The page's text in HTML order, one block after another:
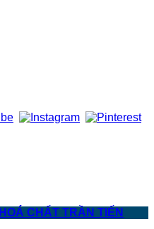
HOÁ CHẤT TRẦN TIẾN